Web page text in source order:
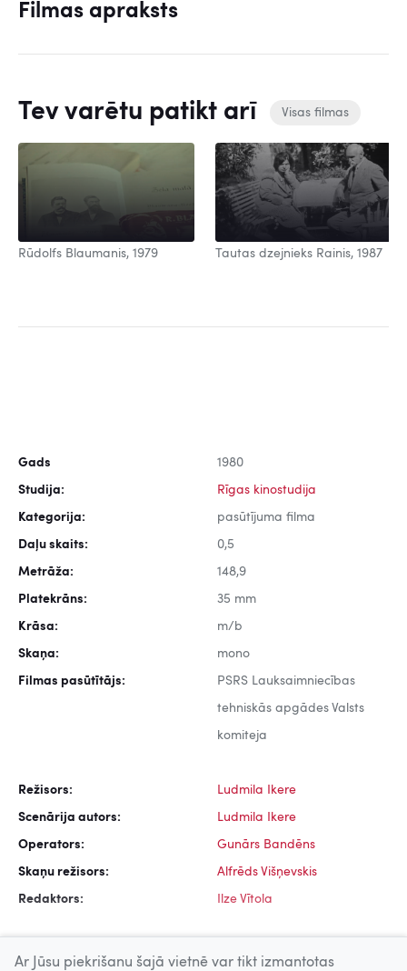
Filmas apraksts
Tev varētu patikt arī Visas filmas
Rūdolfs Blaumanis, 1979 Tautas dzejnieks Rainis, 1987
Gads 1980
Studija: Rīgas kinostudija
Kategorija: pasūtījuma filma
Daļu skaits: 0,5
Metrāža: 148,9
Platekrāns: 35 mm
Krāsa: m/b
Skaņa: mono
Filmas pasūtītājs: PSRS Lauksaimniecības
tehniskās apgādes Valsts
komiteja
Režisors: Ludmila Ikere
Scenārija autors: Ludmila Ikere
Operators: Gunārs Bandēns
Skaņu režisors: Alfrēds Višņevskis
Redaktors: Ilze Vītola
Ar Jūsu piekrišanu šajā vietnē var tikt izmantotas